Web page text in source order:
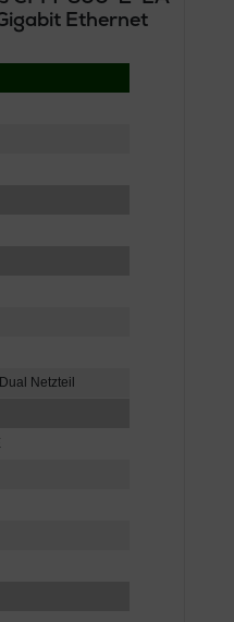
Ethernet
Netzteil